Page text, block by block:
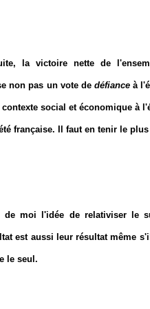
la victoire nette de
non pas un vote de défiance à
social et économique à
française. Il faut en tenir le
de moi l'idée de relativiser le
est aussi leur résultat même
le seul.